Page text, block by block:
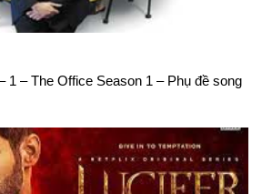
1 – The Office Season 1 – Phụ đề song